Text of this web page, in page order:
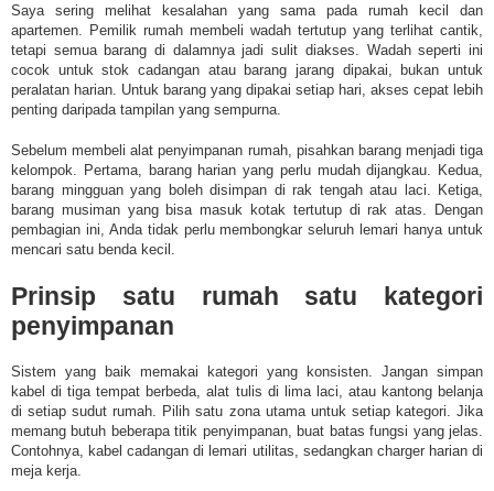
Saya sering melihat kesalahan yang sama pada rumah kecil dan
apartemen. Pemilik rumah membeli wadah tertutup yang terlihat cantik,
tetapi semua barang di dalamnya jadi sulit diakses. Wadah seperti ini
cocok untuk stok cadangan atau barang jarang dipakai, bukan untuk
peralatan harian. Untuk barang yang dipakai setiap hari, akses cepat lebih
penting daripada tampilan yang sempurna.
Sebelum membeli alat penyimpanan rumah, pisahkan barang menjadi tiga
kelompok. Pertama, barang harian yang perlu mudah dijangkau. Kedua,
barang mingguan yang boleh disimpan di rak tengah atau laci. Ketiga,
barang musiman yang bisa masuk kotak tertutup di rak atas. Dengan
pembagian ini, Anda tidak perlu membongkar seluruh lemari hanya untuk
mencari satu benda kecil.
Prinsip satu rumah satu kategori
penyimpanan
Sistem yang baik memakai kategori yang konsisten. Jangan simpan
kabel di tiga tempat berbeda, alat tulis di lima laci, atau kantong belanja
di setiap sudut rumah. Pilih satu zona utama untuk setiap kategori. Jika
memang butuh beberapa titik penyimpanan, buat batas fungsi yang jelas.
Contohnya, kabel cadangan di lemari utilitas, sedangkan charger harian di
meja kerja.